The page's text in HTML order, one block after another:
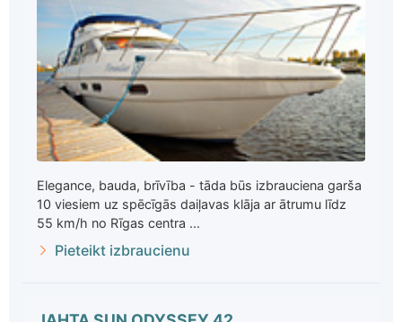
Elegance, bauda, brīvība - tāda būs izbrauciena garša
10 viesiem uz spēcīgās daiļavas klāja ar ātrumu līdz
55 km/h no Rīgas centra ...
Pieteikt izbraucienu